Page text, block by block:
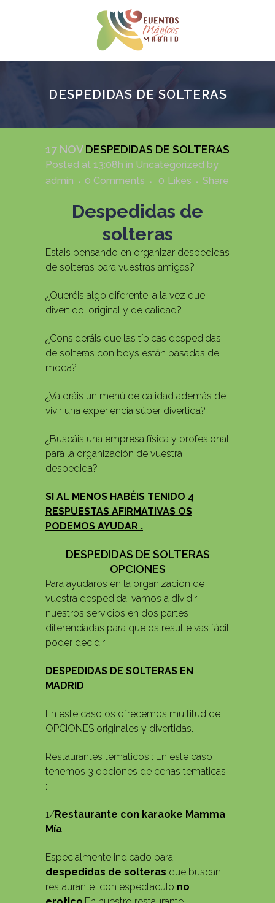
DESPEDIDAS DE SOLTERAS
17 NOVDESPEDIDAS DE SOLTERAS
Posted at 13:08h in Uncategorized by
admin
0 Comments 0 Likes Share
Despedidas de
solteras
Estais pensando en organizar despedidas
de solteras para vuestras amigas?
¿Queréis algo diferente, a la vez que
divertido, original y de calidad?
¿Consideráis que las típicas despedidas
de solteras con boys están pasadas de
moda?
¿Valoráis un menú de calidad además de
vivir una experiencia súper divertida?
¿Buscáis una empresa física y profesional
para la organización de vuestra
despedida?
SI AL MENOS HABÉIS TENIDO 4
RESPUESTAS AFIRMATIVAS OS
PODEMOS AYUDAR .
DESPEDIDAS DE SOLTERAS
OPCIONES
Para ayudaros en la organización de
vuestra despedida, vamos a dividir
nuestros servicios en dos partes
diferenciadas para que os resulte vas fácil
poder decidir
DESPEDIDAS DE SOLTERAS EN
MADRID
En este caso os ofrecemos multitud de
OPCIONES originales y divertidas.
Restaurantes tematicos : En este caso
tenemos 3 opciones de cenas tematicas
:
1/Restaurante con karaoke Mamma
Mía
Especialmente indicado para
despedidas de solteras que buscan
restaurante con espectaculo no